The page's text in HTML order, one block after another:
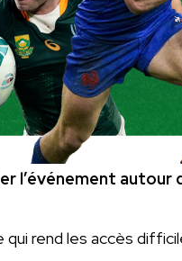
l’événement
qui rend les accès